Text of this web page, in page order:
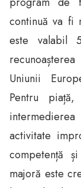
continuă va fi
este valabil
Uniunii
Pentru
activitate
competență
majoră este